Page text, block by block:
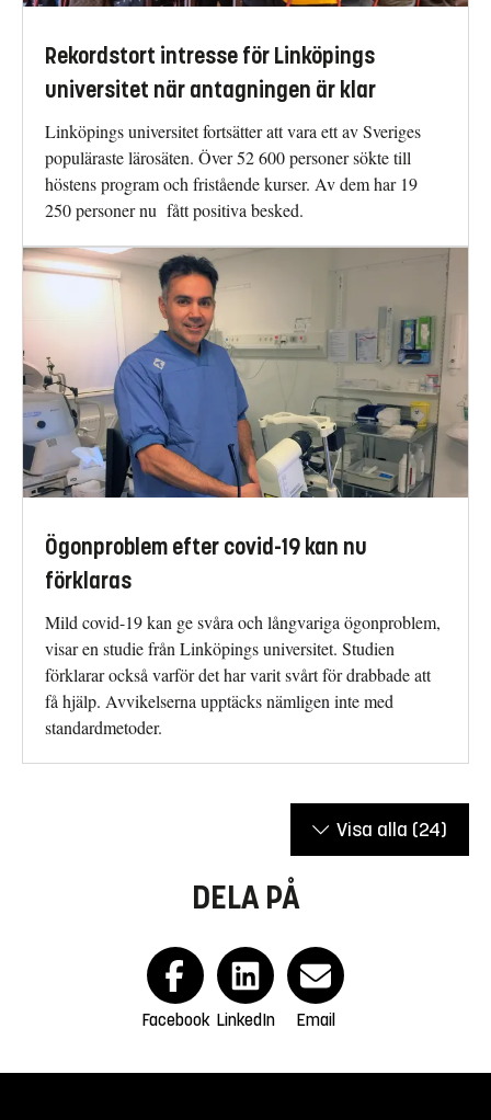
Rekordstort intresse för Linköpings
universitet när antagningen är klar
Linköpings universitet fortsätter att vara ett av Sveriges
populäraste lärosäten. Över 52 600 personer sökte till
höstens program och fristående kurser. Av dem har 19
250 personer nu fått positiva besked.
Ögonproblem efter covid-19 kan nu
förklaras
Mild covid-19 kan ge svåra och långvariga ögonproblem,
visar en studie från Linköpings universitet. Studien
förklarar också varför det har varit svårt för drabbade att
få hjälp. Avvikelserna upptäcks nämligen inte med
standardmetoder.
Visa alla (24)
DELA PÅ
Facebook LinkedIn Email